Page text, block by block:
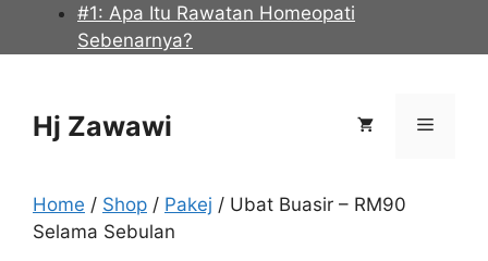
#1: Apa Itu Rawatan Homeopati
Sebenarnya?
Hj Zawawi Menu
Home / Shop / Pakej / Ubat Buasir – RM90
Selama Sebulan